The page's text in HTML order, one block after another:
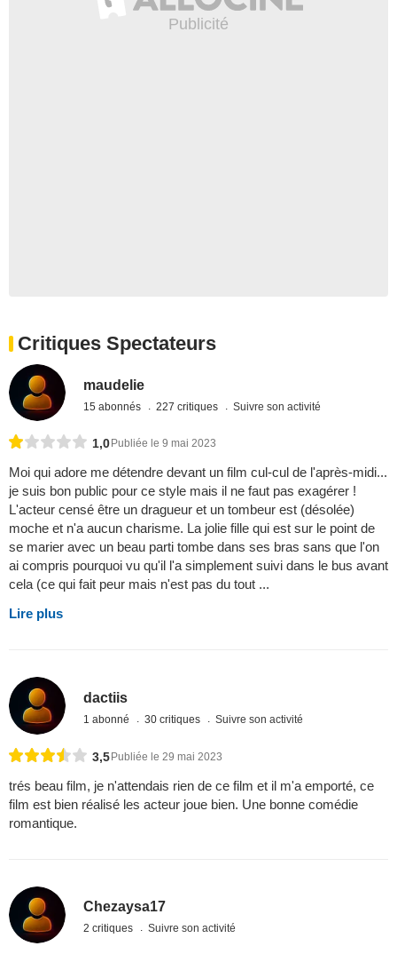
Critiques Spectateurs
maudelie
15 abonnés 227 critiques Suivre son activité
1,0 Publiée le 9 mai 2023
Moi qui adore me détendre devant un film cul-cul de l'après-midi...
je suis bon public pour ce style mais il ne faut pas exagérer !
L'acteur censé être un dragueur et un tombeur est (désolée)
moche et n'a aucun charisme. La jolie fille qui est sur le point de
se marier avec un beau parti tombe dans ses bras sans que l'on
ai compris pourquoi vu qu'il l'a simplement suivi dans le bus avant
cela (ce qui fait peur mais n'est pas du tout ...
Lire plus
dactiis
1 abonné 30 critiques Suivre son activité
3,5Publiée le 29 mai 2023
trés beau film, je n'attendais rien de ce film et il m'a emporté, ce
film est bien réalisé les acteur joue bien. Une bonne comédie
romantique.
Chezaysa17
2 critiques Suivre son activité